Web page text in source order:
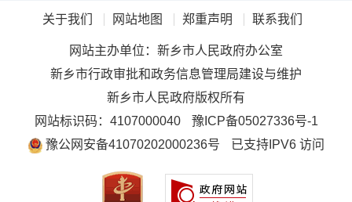
关于我们 网站地图 郑重声明 联系我们
网站主办单位：新乡市人民政府办公室
新乡市行政审批和政务信息管理局建设与维护
新乡市人民政府版权所有
网站标识码：4107000040
豫ICP备05027336号-1
豫公网安备41070202000236号
已支持IPV6 访问